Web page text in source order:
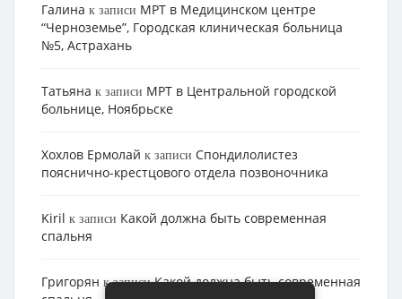
Галина к записи МРТ в Медицинском центре
“Черноземье”, Городская клиническая больница
№5, Астрахань
Татьяна к записи МРТ в Центральной городской
больнице, Ноябрьске
Хохлов Ермолай к записи Cпондилолистез
пояснично-крестцового отдела позвоночника
Kiril к записи Какой должна быть современная
спальня
Григорян к записиКакой должна быть современная